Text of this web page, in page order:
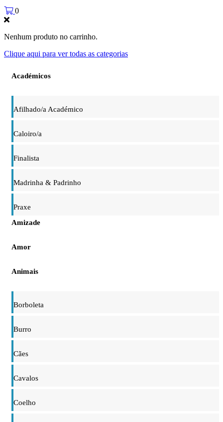
0
Nenhum produto no carrinho.
Clique aqui para ver todas as categorias
Académicos
Afilhado/a Académico
Caloiro/a
Finalista
Madrinha & Padrinho
Praxe
Amizade
Amor
Animais
Borboleta
Burro
Cães
Cavalos
Coelho